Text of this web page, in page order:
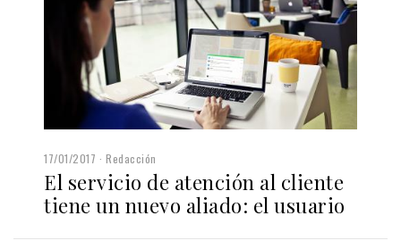
17/01/2017 Redacción
El servicio de atención al cliente
tiene un nuevo aliado: el usuario